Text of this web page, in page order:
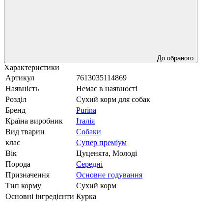
До обраного
Характеристики
Артикул
7613035114869
Наявність
Немає в наявності
Розділ
Сухий корм для собак
Бренд
Purina
Країна виробник
Італія
Вид тварин
Собаки
клас
Супер преміум
Вік
Цуценята, Молоді
Порода
Середні
Призначення
Основне годування
Тип корму
Сухий корм
Основні інгредієнти Курка